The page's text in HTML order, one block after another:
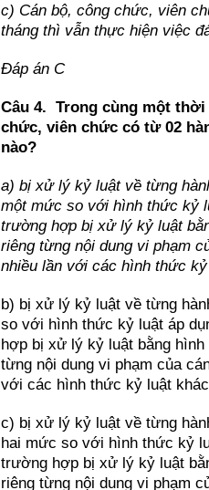
c) Cán bộ, công chức, viên
tháng thì vẫn thực hiện việc
Đáp án C
Câu 4. Trong cùng một thời
chức, viên chức có từ 02
nào?
a) bị xử lý kỷ luật về từng
một mức so với hình thức kỷ
trường hợp bị xử lý kỷ luật
riêng từng nội dung vi phạm
nhiều lần với các hình thức
b) bị xử lý kỷ luật về từng
so với hình thức kỷ luật áp
hợp bị xử lý kỷ luật bằng
từng nội dung vi phạm của
với các hình thức kỷ luật
c) bị xử lý kỷ luật về từng
hai mức so với hình thức kỷ
trường hợp bị xử lý kỷ luật
riêng từng nội dung vi phạm